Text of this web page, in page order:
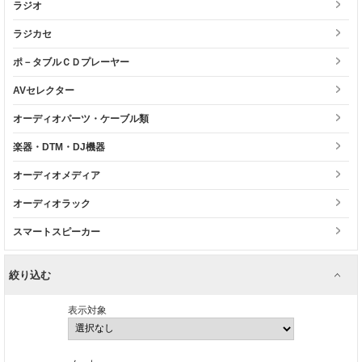
ラジオ
ラジカセ
ポ－タブルＣＤプレーヤー
AVセレクター
オーディオパーツ・ケーブル類
楽器・DTM・DJ機器
オーディオメディア
オーディオラック
スマートスピーカー
絞り込む
表示対象